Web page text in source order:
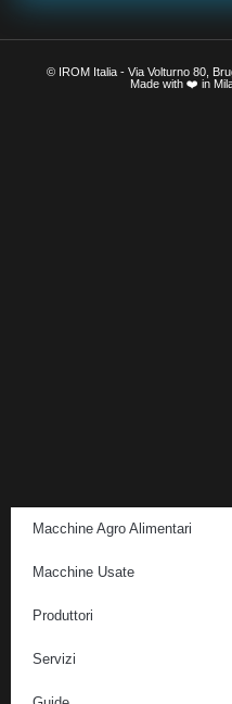
© IROM Italia - Via Volturno 80,
Made with ❤️ in
Macchine Agro Alimentari
Macchine Usate
Produttori
Servizi